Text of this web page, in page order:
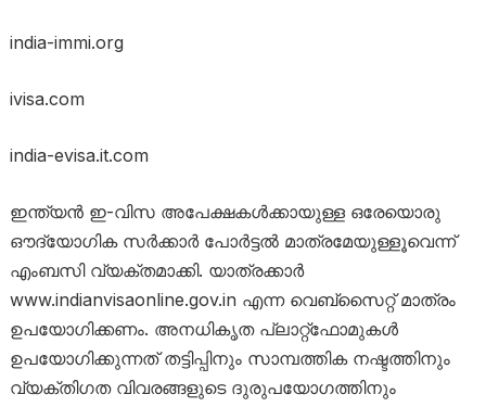
india-immi.org
ivisa.com
india-evisa.it.com
ഇന്ത്യൻ ഇ-വിസ അപേക്ഷകൾക്കായുള്ള ഒരേയൊരു
ഔദ്യോഗിക സർക്കാർ പോർട്ടൽ മാത്രമേയുള്ളൂവെന്ന്
എംബസി വ്യക്തമാക്കി. യാത്രക്കാർ
www.indianvisaonline.gov.in എന്ന വെബ്സൈറ്റ് മാത്രം
ഉപയോഗിക്കണം. അനധികൃത പ്ലാറ്റ്‌ഫോമുകൾ
ഉപയോഗിക്കുന്നത് തട്ടിപ്പിനും സാമ്പത്തിക നഷ്ടത്തിനും
വ്യക്തിഗത വിവരങ്ങളുടെ ദുരുപയോഗത്തിനും